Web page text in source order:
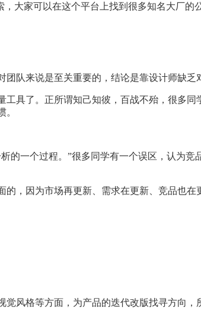
大家可以在这个平台上找到很多知名大厂
团队来说是至关重要的，结论是靠设计师缺乏
具了。正所谓知己知彼，百战不殆，很多
的一个过程。”很多同学有一个误区，认为
，因为市场再更新、需求在更新、竞品也在
风格等方面，为产品的迭代改版找寻方向，